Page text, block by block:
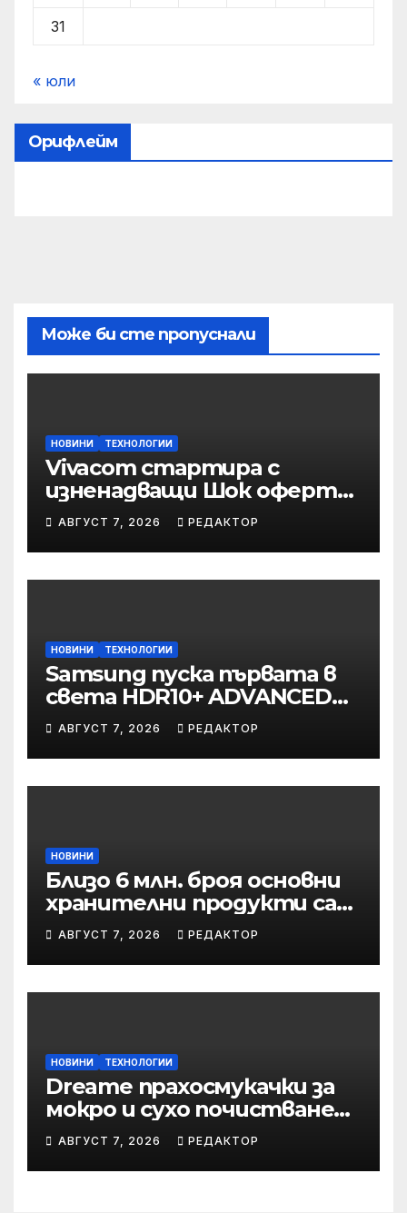
31
« юли
Орифлейм
Може би сте пропуснали
НОВИНИ ТЕХНОЛОГИИ
Vivacom стартира с
изненадващи Шок оферти
през август
онлайн
АВГУСТ 7, 2026 РЕДАКТОР
НОВИНИ ТЕХНОЛОГИИ
Samsung пуска първата в
света HDR10+ ADVANCED
стрийминг услуга в Prime
Video
АВГУСТ 7, 2026 РЕДАКТОР
НОВИНИ
Близо 6 млн. броя основни
хранителни продукти са
закупени от „Кошница с
грижа“ в Kaufland от
старта на кампанията
АВГУСТ 7, 2026 РЕДАКТОР
НОВИНИ ТЕХНОЛОГИИ
Dreame прахосмукачки за
мокро и сухо почистване
надхвърлиха 2 000
патентни заявки в
световен мащаб
АВГУСТ 7, 2026 РЕДАКТОР